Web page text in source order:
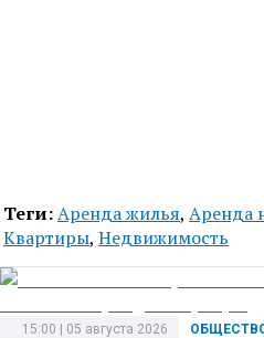
Теги:Аренда жилья, Аренда
Квартиры, Недвижимость
15:00 | 05 августа 2026